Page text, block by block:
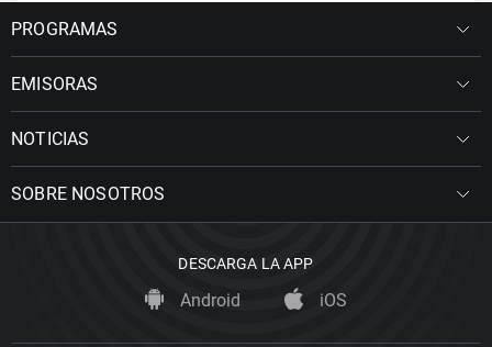
PROGRAMAS
EMISORAS
NOTICIAS
SOBRE NOSOTROS
DESCARGA LA APP
Android iOS